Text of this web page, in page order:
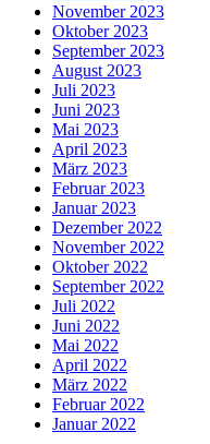
November 2023
Oktober 2023
September 2023
August 2023
Juli 2023
Juni 2023
Mai 2023
April 2023
März 2023
Februar 2023
Januar 2023
Dezember 2022
November 2022
Oktober 2022
September 2022
Juli 2022
Juni 2022
Mai 2022
April 2022
März 2022
Februar 2022
Januar 2022